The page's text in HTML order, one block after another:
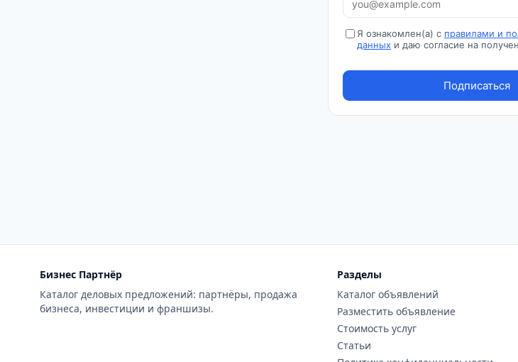
Бизнес Партнёр
Каталог деловых предложений: партнёры, продажа
бизнеса, инвестиции и франшизы.
Разделы
Каталог объявлений
Разместить объявление
Стоимость услуг
Статьи